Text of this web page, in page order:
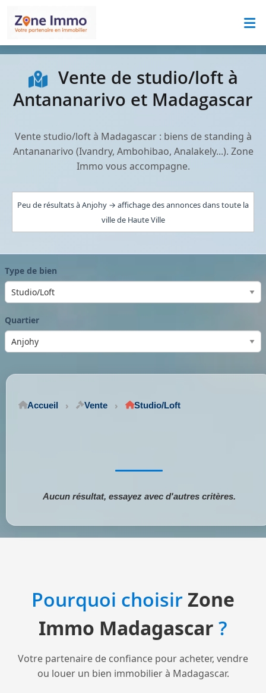
Vente de studio/loft à
Antananarivo et Madagascar
Vente studio/loft à Madagascar : biens de standing à
Antananarivo (Ivandry, Ambohibao, Analakely...). Zone
Immo vous accompagne.
Peu de résultats à Anjohy → affichage des annonces dans toute la
ville de Haute Ville
Type de bien
Quartier
Accueil Vente Studio/Loft
Aucun résultat, essayez avec d'autres critères.
Pourquoi choisirZone
Immo Madagascar ?
Votre partenaire de confiance pour acheter, vendre
ou louer un bien immobilier à Madagascar.